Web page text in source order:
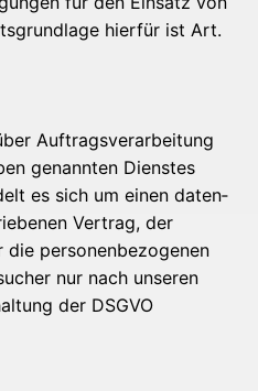
hier­für ist Art.
Auf­trags­ver­ar­bei­tung
genann­ten Diens­tes
es sich um einen daten­
Ver­trag, der
per­so­nen­be­zo­ge­nen
nur nach unse­ren
der DSGVO